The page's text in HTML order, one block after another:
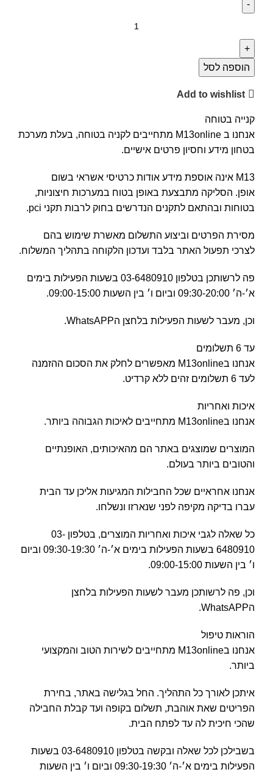
הוספה לסל
Add to wishlist
קנייה בטוחה
אנחנו ב M13online מתחייבים לקניה בטוחה, בעלת מערכת
בטחון מידע וחסיון פרטים אישיים.
M13 אינה אוספת מידע אודות כרטיסי אשראי בשום
אופן. הסליקה מתבצעת באופן בטוח במערכות חיצוניות,
בטוחות ובהתאם לתקנים הנדרשים בחוק לרבות תקני pci.
מסירת הפרטים וביצוע התשלום מאשרת שימוש בהם
לצרכי תפעול האתר בלבד ועדכון הלקוחה בתהליך המשלוח.
פה לרשותכן בטלפון 03-6480910 בשעות הפעילות בימים
א׳-ה׳ 09:30-20:00 וביום ו׳ בין השעות 09:00-15:00.
וכן, מעבר לשעות הפעילות בלחצן הWhatsAPP.
עד 6 תשלומים
אנחנו בM13online מאפשרים לחלק את הסכום ההזמנה
לעד 6 תשלומים זהים ללא קרדיט.
איכות ואחריות
אנחנו בM13online מתחייבים לאיכות הגבוהה ביותר.
המוצרים שמוצגים באתר הם מהאיכותים, האופנתיים
והטובים ביותר בעולם.
אנחנו אחראיים שכל החבילות המגיעות אליכן עד הבית
עברו בדיקה מקיפה לפני שנארזו ונשלחו.
כל שאלה לגבי איכות ואחריות המוצרים, בטלפון 03-
6480910 בשעות הפעילות בימים א׳-ה׳ 09:30-19:30 וביום
ו׳ בין השעות 09:00-15:00.
וכן, פה לרשותכן מעבר לשעות הפעילות בלחצן
הWhatsAPP.
הוראות טיפול
אנחנו בM13online מתחייבים לשירות הטוב והמקצועי
ביותר.
איתכן לאורך כל התהליך. החל בגלישה באתר, בחירת
הפריטים שאת אוהבת, תשלום בקופה ועד קבלת החבילה
שהכי חיכית לה עד לפתח הבית.
בשבילכן לכל שאלה ובקשה בטלפון 03-6480910 בשעות
הפעילות בימים א׳-ה׳ 09:30-19:30 וביום ו׳ בין השעות